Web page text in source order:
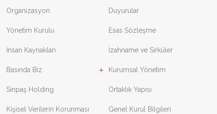
Organizasyon
Yönetim Kurulu
İnsan Kaynakları
Basında Biz
Sinpaş Holding
Kişisel Verilerin Korunması
Duyurular
Esas Sözleşme
İzahname ve Sirküler
Kurumsal Yönetim
Ortaklık Yapısı
Genel Kurul Bilgileri